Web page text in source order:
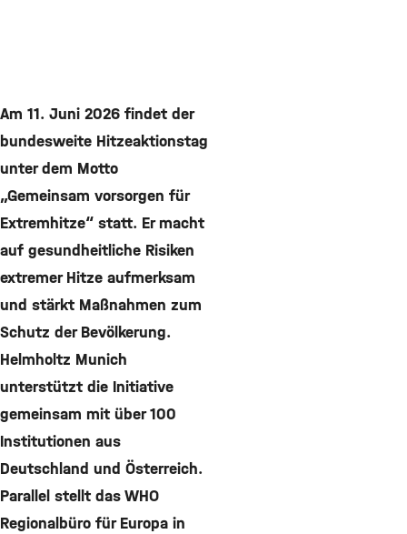
Am 11. Juni 2026 findet der
bundesweite Hitzeaktionstag
unter dem Motto
„Gemeinsam vorsorgen für
Extremhitze“ statt. Er macht
auf gesundheitliche Risiken
extremer Hitze aufmerksam
und stärkt Maßnahmen zum
Schutz der Bevölkerung.
Helmholtz Munich
unterstützt die Initiative
gemeinsam mit über 100
Institutionen aus
Deutschland und Österreich.
Parallel stellt das WHO
Regionalbüro für Europa in